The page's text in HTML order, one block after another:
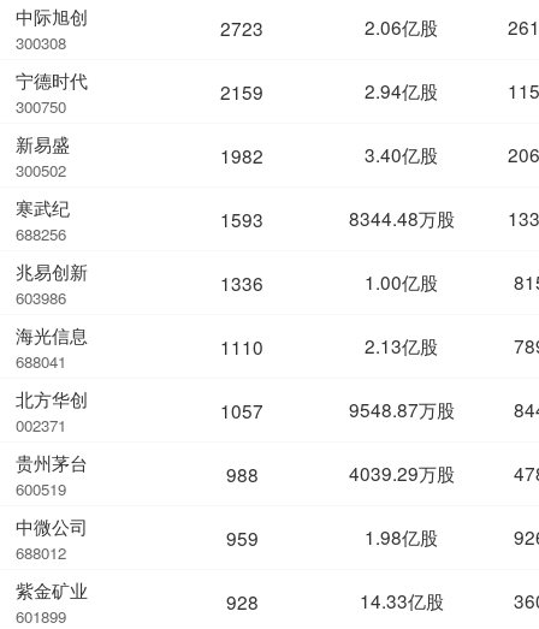
中际旭创
300308
宁德时代
300750
新易盛
300502
寒武纪
688256
兆易创新
603986
海光信息
688041
北方华创
002371
贵州茅台
600519
中微公司
688012
紫金矿业
601899
2723 2.06亿股
2159 2.94亿股
1982 3.40亿股
1593 8344.48万股
1336 1.00亿股
1110 2.13亿股
1057 9548.87万股
988 4039.29万股
959 1.98亿股
928 14.33亿股